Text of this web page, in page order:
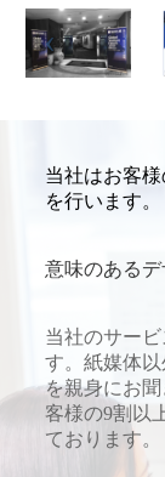
当社はお客
を行います。
意味のあるデ
当社のサー
す。紙媒体
を親身にお
客様の9割以
ております。